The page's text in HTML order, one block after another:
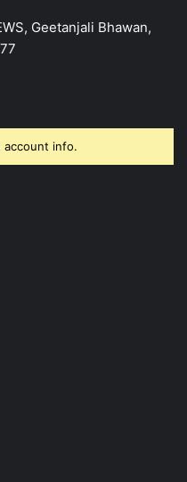
Geetanjali Bhawan,
account info.